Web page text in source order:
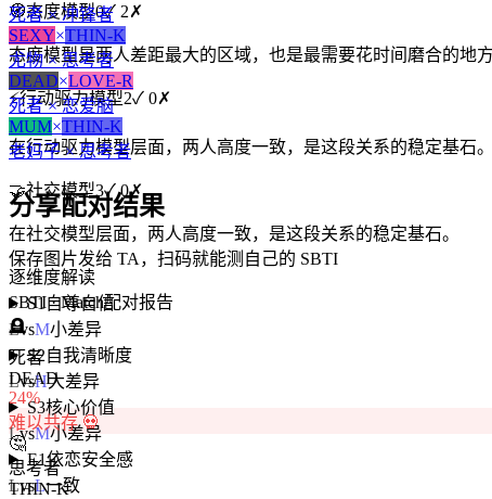
🧭态度模型0✓ 2✗
态度模型是两人差距最大的区域，也是最需要花时间磨合的地
⚡行动驱力模型2✓ 0✗
在行动驱力模型层面，两人高度一致，是这段关系的稳定基石。
🤝社交模型3✓0✗
在社交模型层面，两人高度一致，是这段关系的稳定基石。
逐维度解读
S1自尊自信
LvsM小差异
S2自我清晰度
LvsH大差异
S3核心价值
LvsM小差异
E1依恋安全感
LvsL一致
死者 × 冲锋者
SEXY×THIN-K
尤物 × 思考者
DEAD×LOVE-R
死者 × 恋爱脑
MUM×THIN-K
老妈子 × 思考者
分享配对结果
保存图片发给 TA，扫码就能测自己的 SBTI
SBTI · Match配对报告
🪦
死者
DEAD
24%
难以共存 💀
🤔
思考者
THIN-K